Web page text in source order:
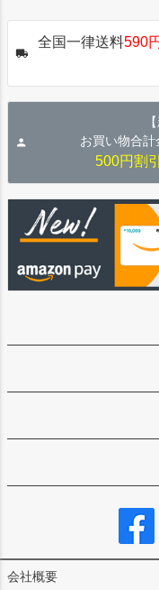
全国一律送料590円
お買い物合
500円割
会社概要